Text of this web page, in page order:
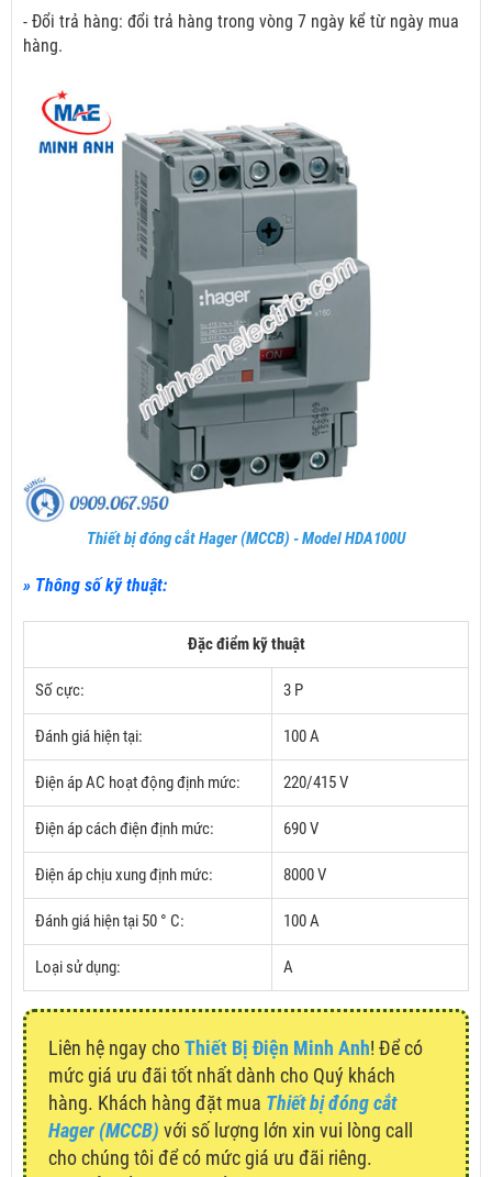
- Đổi trả hàng: đổi trả hàng trong vòng 7 ngày kể từ ngày mua
hàng.
Thiết bị đóng cắt Hager (MCCB) - Model HDA100U
» Thông số kỹ thuật:
Đặc điểm kỹ thuật
Số cực: 3 P
Đánh giá hiện tại: 100 A
Điện áp AC hoạt động định mức: 220/415 V
Điện áp cách điện định mức: 690 V
Điện áp chịu xung định mức: 8000 V
Đánh giá hiện tại 50 ° C: 100 A
Loại sử dụng: A
Liên hệ ngay choThiết Bị Điện Minh Anh! Để có
mức giá ưu đãi tốt nhất dành cho Quý khách
hàng. Khách hàng đặt mua Thiết bị đóng cắt
Hager (MCCB) với số lượng lớn xin vui lòng call
cho chúng tôi để có mức giá ưu đãi riêng.